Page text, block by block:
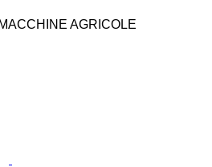
AGRICOLE